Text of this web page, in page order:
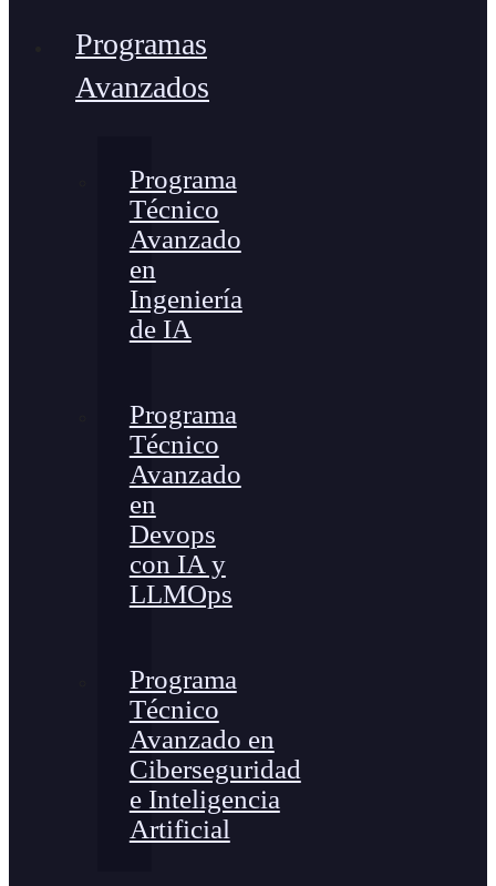
Programas
Avanzados
Programa
Técnico
Avanzado
en
Ingeniería
de IA
Programa
Técnico
Avanzado
en
Devops
con IA y
LLMOps
Programa
Técnico
Avanzado en
Ciberseguridad
e Inteligencia
Artificial